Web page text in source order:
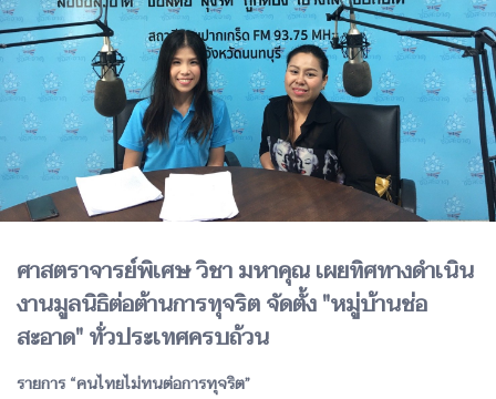
ศาสตราจารย์พิเศษ วิชา มหาคุณ เผยทิศทางดำเนิน
งานมูลนิธิต่อต้านการทุจริต จัดตั้ง "หมู่บ้านช่อ
สะอาด" ทั่วประเทศครบถ้วน
รายการ “คนไทยไม่ทนต่อการทุจริต”